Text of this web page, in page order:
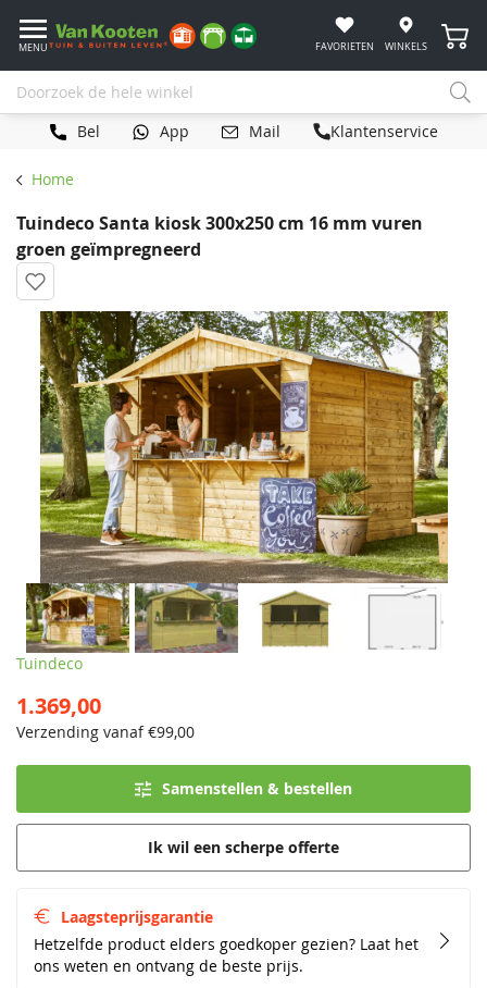
MENU FAVORIETEN WINKELS
Bel App Mail Klantenservice
Home
Tuindeco Santa kiosk 300x250 cm 16 mm vuren
groen geïmpregneerd
Tuindeco
1.369,00
Verzending vanaf €99,00
Laagsteprijsgarantie
Hetzelfde product elders goedkoper gezien? Laat het
ons weten en ontvang de beste prijs.
Samenstellen & bestellen
Ik wil een scherpe offerte